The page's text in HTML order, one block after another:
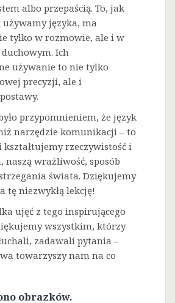
albo przepaścią. To, jak
języka, ma
tylko w rozmowie, ale i w
Ich
używanie to nie tylko
precyzji, ale i
przypomnieniem, że język
narzędzie komunikacji – to
kształtujemy rzeczywistość i
naszą wrażliwość, sposób
świata. Dziękujemy
tę niezwykłą lekcję!
ujęć z tego inspirującego
wszystkim, którzy
zadawali pytania –
towarzyszy nam na co
obrazków.